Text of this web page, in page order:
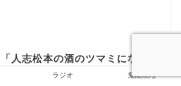
「人志松本の酒のツマミになる
話」と「呼び出し先生タナカ」の
ラジオ 鬼龍院翔